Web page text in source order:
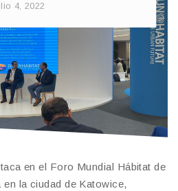
4, 2022
en el Foro Mundial Hábitat de
la ciudad de Katowice,